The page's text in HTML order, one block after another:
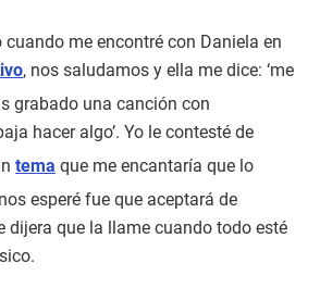
cuando me encontré con Daniela en
, nos saludamos y ella me dice: ‘me
grabado una canción con
hacer algo’. Yo le contesté de
tema que me encantaría que lo
esperé fue que aceptará de
dijera que la llame cuando todo esté